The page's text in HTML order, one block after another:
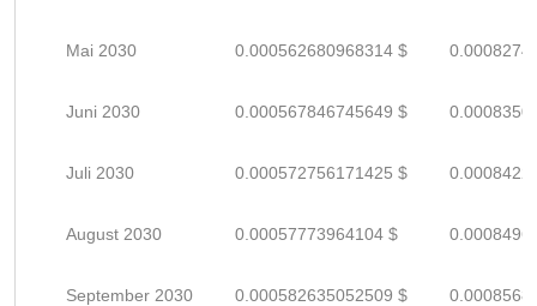
Mai 2030 0.000562680968314 $
Juni 2030 0.000567846745649 $
Juli 2030 0.000572756171425 $
August 2030 0.00057773964104 $
September 2030 0.000582635052509 $